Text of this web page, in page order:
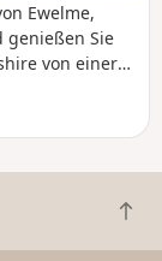
Ewelme,
genießen Sie
von einer
Church
aus
Z
u